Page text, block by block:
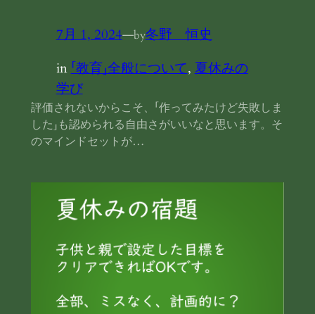
7月 1, 2024—by冬野 恒史
in「教育」全般について, 夏休みの
学び
評価されないからこそ、「作ってみたけど失敗しま
した」も認められる自由さがいいなと思います。そ
のマインドセットが…